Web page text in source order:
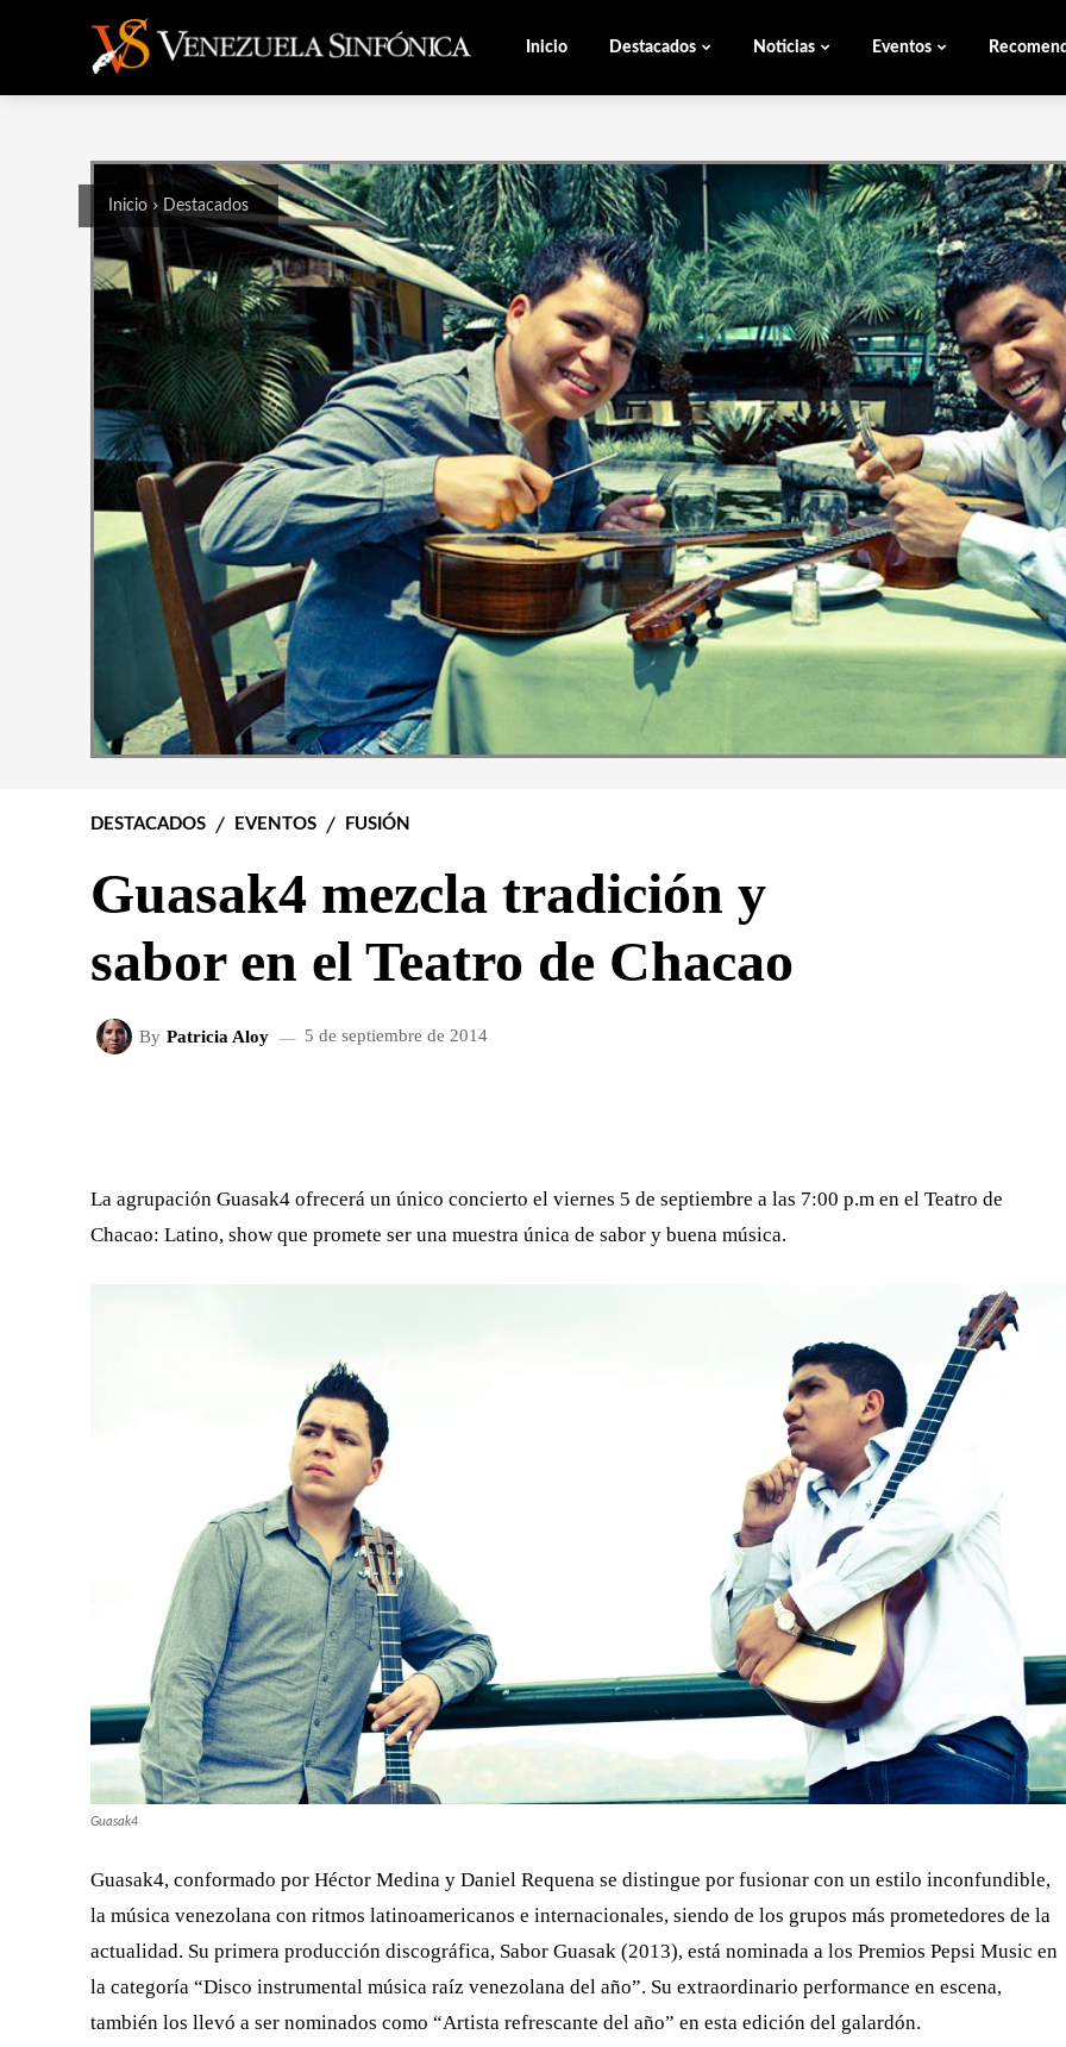
Inicio Destacados Noticias Eventos
Inicio Destacados
DESTACADOS EVENTOS FUSIÓN
Guasak4 mezcla tradición y
sabor en el Teatro de Chacao
By Patricia Aloy 5 de septiembre de 2014
La agrupación Guasak4 ofrecerá un único concierto el viernes 5 de septiembre a las 7:00 p.m en el Teatro de
Chacao: Latino, show que promete ser una muestra única de sabor y buena música.
Guasak4
Guasak4, conformado por Héctor Medina y Daniel Requena se distingue por fusionar con un estilo inconfundible,
la música venezolana con ritmos latinoamericanos e internacionales, siendo de los grupos más prometedores de la
actualidad. Su primera producción discográfica, Sabor Guasak (2013), está nominada a los Premios Pepsi Music en
la categoría “Disco instrumental música raíz venezolana del año”. Su extraordinario performance en escena,
también los llevó a ser nominados como “Artista refrescante del año” en esta edición del galardón.